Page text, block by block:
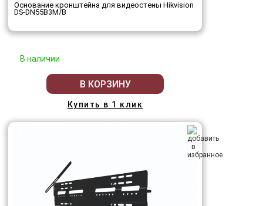
Основание кронштейна для видеостены Hikvision
DS-DN55B3M/B
В наличии
В КОРЗИНУ
Купить в 1 клик